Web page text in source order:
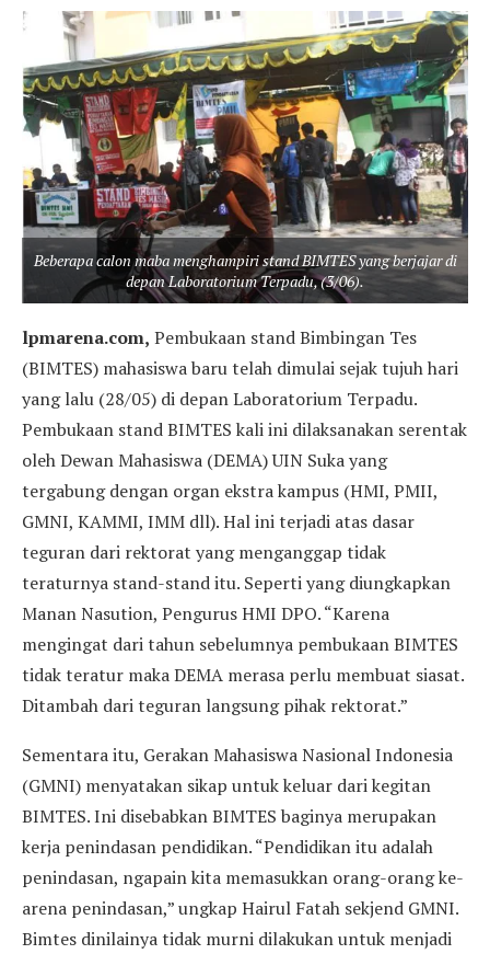
Beberapa calon maba menghampiri stand BIMTES yang berjajar di
depan Laboratorium Terpadu, (3/06).
lpmarena.com, Pembukaan stand Bimbingan Tes
(BIMTES) mahasiswa baru telah dimulai sejak tujuh hari
yang lalu (28/05) di depan Laboratorium Terpadu.
Pembukaan stand BIMTES kali ini dilaksanakan serentak
oleh Dewan Mahasiswa (DEMA) UIN Suka yang
tergabung dengan organ ekstra kampus (HMI, PMII,
GMNI, KAMMI, IMM dll). Hal ini terjadi atas dasar
teguran dari rektorat yang menganggap tidak
teraturnya stand-stand itu. Seperti yang diungkapkan
Manan Nasution, Pengurus HMI DPO. “Karena
mengingat dari tahun sebelumnya pembukaan BIMTES
tidak teratur maka DEMA merasa perlu membuat siasat.
Ditambah dari teguran langsung pihak rektorat.”
Sementara itu, Gerakan Mahasiswa Nasional Indonesia
(GMNI) menyatakan sikap untuk keluar dari kegitan
BIMTES. Ini disebabkan BIMTES baginya merupakan
kerja penindasan pendidikan. “Pendidikan itu adalah
penindasan, ngapain kita memasukkan orang-orang ke-
arena penindasan,” ungkap Hairul Fatah sekjend GMNI.
Bimtes dinilainya tidak murni dilakukan untuk menjadi